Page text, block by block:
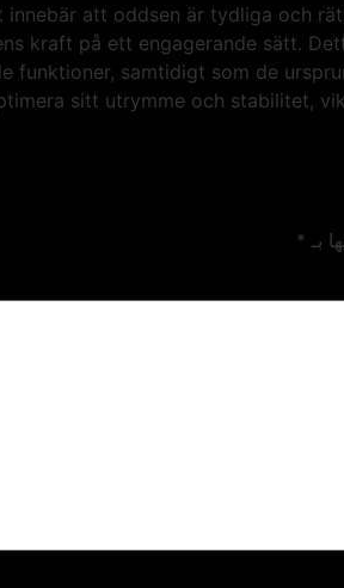
att oddsen är tydliga och
kraft på ett engagerande sätt.
samtidigt som de
sitt utrymme och stabilitet,
بـ *